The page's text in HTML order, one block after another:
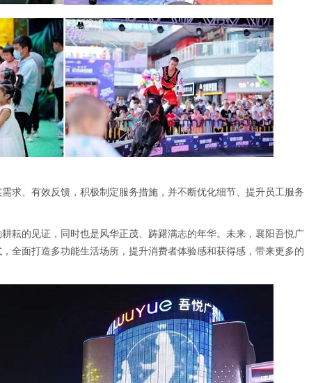
求、有效反馈，积极制定服务措施，并不断优化细节、提升员工服务
耘的见证，同时也是风华正茂、踌躇满志的年华。未来，襄阳吾悦广
全面打造多功能生活场所，提升消费者体验感和获得感，带来更多的